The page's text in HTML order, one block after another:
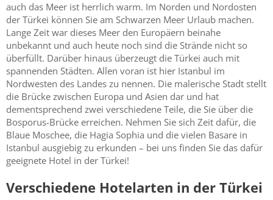
auch das Meer ist herrlich warm. Im Norden und Nordosten
der Türkei können Sie am Schwarzen Meer Urlaub machen.
Lange Zeit war dieses Meer den Europäern beinahe
unbekannt und auch heute noch sind die Strände nicht so
überfüllt. Darüber hinaus überzeugt die Türkei auch mit
spannenden Städten. Allen voran ist hier Istanbul im
Nordwesten des Landes zu nennen. Die malerische Stadt stellt
die Brücke zwischen Europa und Asien dar und hat
dementsprechend zwei verschiedene Teile, die Sie über die
Bosporus-Brücke erreichen. Nehmen Sie sich Zeit dafür, die
Blaue Moschee, die Hagia Sophia und die vielen Basare in
Istanbul ausgiebig zu erkunden – bei uns finden Sie das dafür
geeignete Hotel in der Türkei!
Verschiedene Hotelarten in der Türkei